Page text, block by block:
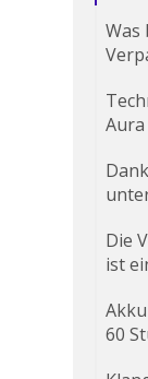
Was
Aura
Die
ist
60